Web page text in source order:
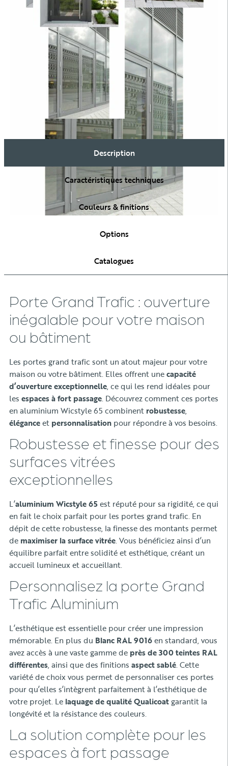
Description
Caractéristiques techniques
Couleurs & finitions
Options
Catalogues
Porte Grand Trafic : ouverture
inégalable pour votre maison
ou bâtiment
Les portes grand trafic sont un atout majeur pour votre
maison ou votre bâtiment. Elles offrent unecapacité
d’ouverture exceptionnelle, ce qui les rend idéales pour
les espaces à fort passage. Découvrez comment ces portes
en aluminium Wicstyle 65 combinent robustesse,
éléganceet personnalisationpour répondre à vos besoins.
Robustesse et finesse pour des
surfaces vitrées
exceptionnelles
L’aluminium Wicstyle 65est réputé pour sa rigidité, ce qui
en fait le choix parfait pour les portes grand trafic. En
dépit de cette robustesse, la finesse des montants permet
de maximiser la surface vitrée. Vous bénéficiez ainsi d’un
équilibre parfait entre solidité et esthétique, créant un
accueil lumineux et accueillant.
Personnalisez la porte Grand
Trafic Aluminium
L’esthétique est essentielle pour créer une impression
mémorable. En plus du Blanc RAL 9016en standard, vous
avez accès à une vaste gamme de près de 300 teintes RAL
différentes, ainsi que des finitions aspect sablé. Cette
variété de choix vous permet de personnaliser ces portes
pour qu’elles s’intègrent parfaitement à l’esthétique de
votre projet. Le laquage de qualité Qualicoatgarantit la
longévité et la résistance des couleurs.
La solution complète pour les
espaces à fort passage